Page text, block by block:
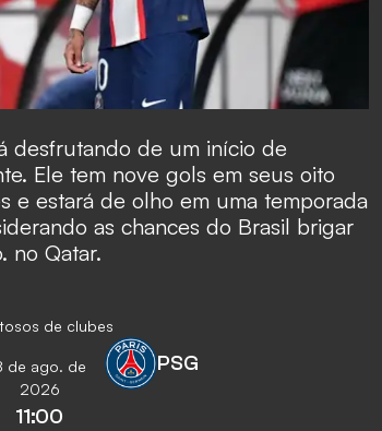
desfrutando de um início de
Ele tem nove gols em seus oito
e estará de olho em uma temporada
as chances do Brasil brigar
no Qatar.
de clubes
de ago. de
2026
11:00
PSG